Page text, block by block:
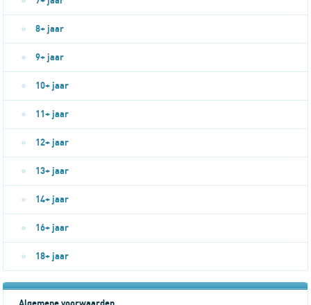
8+ jaar
9+ jaar
10+ jaar
11+ jaar
12+ jaar
13+ jaar
14+ jaar
16+ jaar
18+ jaar